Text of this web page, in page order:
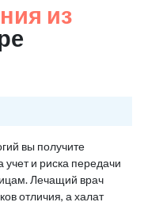
из
вы получите
и риска передачи
Лечащий врач
отличия, а халат